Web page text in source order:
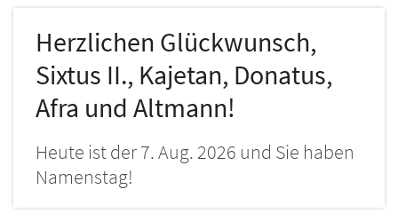
Herzlichen Glückwunsch,
Sixtus II., Kajetan, Donatus,
Afra und Altmann!
Heute ist der 7. Aug. 2026 und Sie haben
Namenstag!